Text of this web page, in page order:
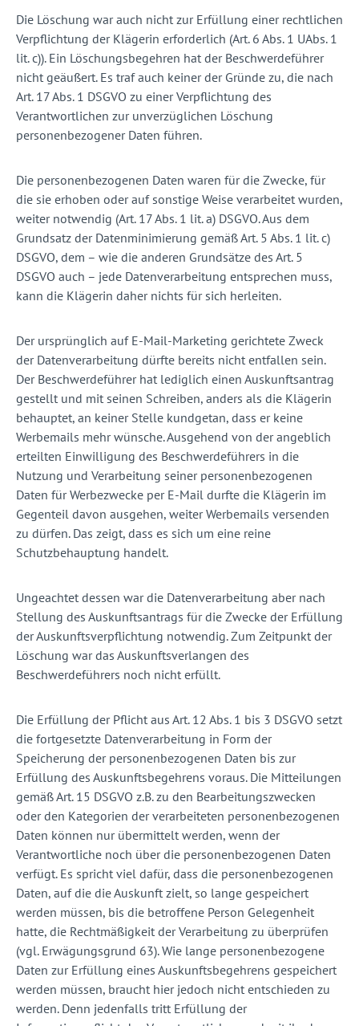
Die Löschung war auch nicht zur Erfüllung einer rechtlichen
Verpflichtung der Klägerin erforderlich (Art. 6 Abs. 1 UAbs. 1
lit. c)). Ein Löschungsbegehren hat der Beschwerdeführer
nicht geäußert. Es traf auch keiner der Gründe zu, die nach
Art. 17 Abs. 1 DSGVO zu einer Verpflichtung des
Verantwortlichen zur unverzüglichen Löschung
personenbezogener Daten führen.
Die personenbezogenen Daten waren für die Zwecke, für
die sie erhoben oder auf sonstige Weise verarbeitet wurden,
weiter notwendig (Art. 17 Abs. 1 lit. a) DSGVO. Aus dem
Grundsatz der Datenminimierung gemäß Art. 5 Abs. 1 lit. c)
DSGVO, dem – wie die anderen Grundsätze des Art. 5
DSGVO auch – jede Datenverarbeitung entsprechen muss,
kann die Klägerin daher nichts für sich herleiten.
Der ursprünglich auf E-Mail-Marketing gerichtete Zweck
der Datenverarbeitung dürfte bereits nicht entfallen sein.
Der Beschwerdeführer hat lediglich einen Auskunftsantrag
gestellt und mit seinen Schreiben, anders als die Klägerin
behauptet, an keiner Stelle kundgetan, dass er keine
Werbemails mehr wünsche. Ausgehend von der angeblich
erteilten Einwilligung des Beschwerdeführers in die
Nutzung und Verarbeitung seiner personenbezogenen
Daten für Werbezwecke per E-Mail durfte die Klägerin im
Gegenteil davon ausgehen, weiter Werbemails versenden
zu dürfen. Das zeigt, dass es sich um eine reine
Schutzbehauptung handelt.
Ungeachtet dessen war die Datenverarbeitung aber nach
Stellung des Auskunftsantrags für die Zwecke der Erfüllung
der Auskunftsverpflichtung notwendig. Zum Zeitpunkt der
Löschung war das Auskunftsverlangen des
Beschwerdeführers noch nicht erfüllt.
Die Erfüllung der Pflicht aus Art. 12 Abs. 1 bis 3 DSGVO setzt
die fortgesetzte Datenverarbeitung in Form der
Speicherung der personenbezogenen Daten bis zur
Erfüllung des Auskunftsbegehrens voraus. Die Mitteilungen
gemäß Art. 15 DSGVO z.B. zu den Bearbeitungszwecken
oder den Kategorien der verarbeiteten personenbezogenen
Daten können nur übermittelt werden, wenn der
Verantwortliche noch über die personenbezogenen Daten
verfügt. Es spricht viel dafür, dass die personenbezogenen
Daten, auf die die Auskunft zielt, so lange gespeichert
werden müssen, bis die betroffene Person Gelegenheit
hatte, die Rechtmäßigkeit der Verarbeitung zu überprüfen
(vgl. Erwägungsgrund 63). Wie lange personenbezogene
Daten zur Erfüllung eines Auskunftsbegehrens gespeichert
werden müssen, braucht hier jedoch nicht entschieden zu
werden. Denn jedenfalls tritt Erfüllung der